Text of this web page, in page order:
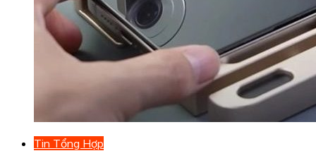
Tin Tổng Hợp